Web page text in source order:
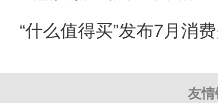
“什么值得买”发布7月消
友